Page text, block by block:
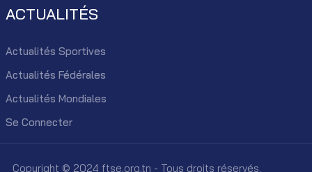
ACTUALITÉS
Actualités Sportives
Actualités Fédérales
Actualités Mondiales
Se Connecter
Copyright © 2024 ftse.org.tn - Tous droits réservés.